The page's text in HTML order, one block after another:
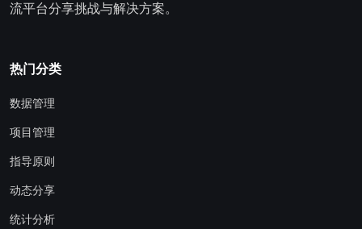
流平台分享挑战与解决方案。
热门分类
数据管理
项目管理
指导原则
动态分享
统计分析